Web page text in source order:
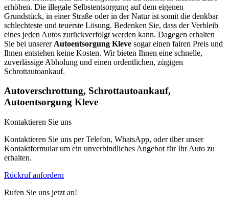
erhöhen. Die illegale Selbstentsorgung auf dem eigenen
Grundstück, in einer Straße oder in der Natur ist somit die denkbar
schlechteste und teuerste Lösung. Bedenken Sie, dass der Verbleib
eines jeden Autos zurückverfolgt werden kann. Dagegen erhalten
Sie bei unserer Autoentsorgung Kleve sogar einen fairen Preis und
Ihnen entstehen keine Kosten. Wir bieten Ihnen eine schnelle,
zuverlässige Abholung und einen ordentlichen, zügigen
Schrottautoankauf.
Autoverschrottung, Schrottautoankauf,
Autoentsorgung Kleve
Kontaktieren Sie uns
Kontaktieren Sie uns per Telefon, WhatsApp, oder über unser
Kontaktformular um ein unverbindliches Angebot für Ihr Auto zu
erhalten.
Rückruf anfordern
Rufen Sie uns jetzt an!